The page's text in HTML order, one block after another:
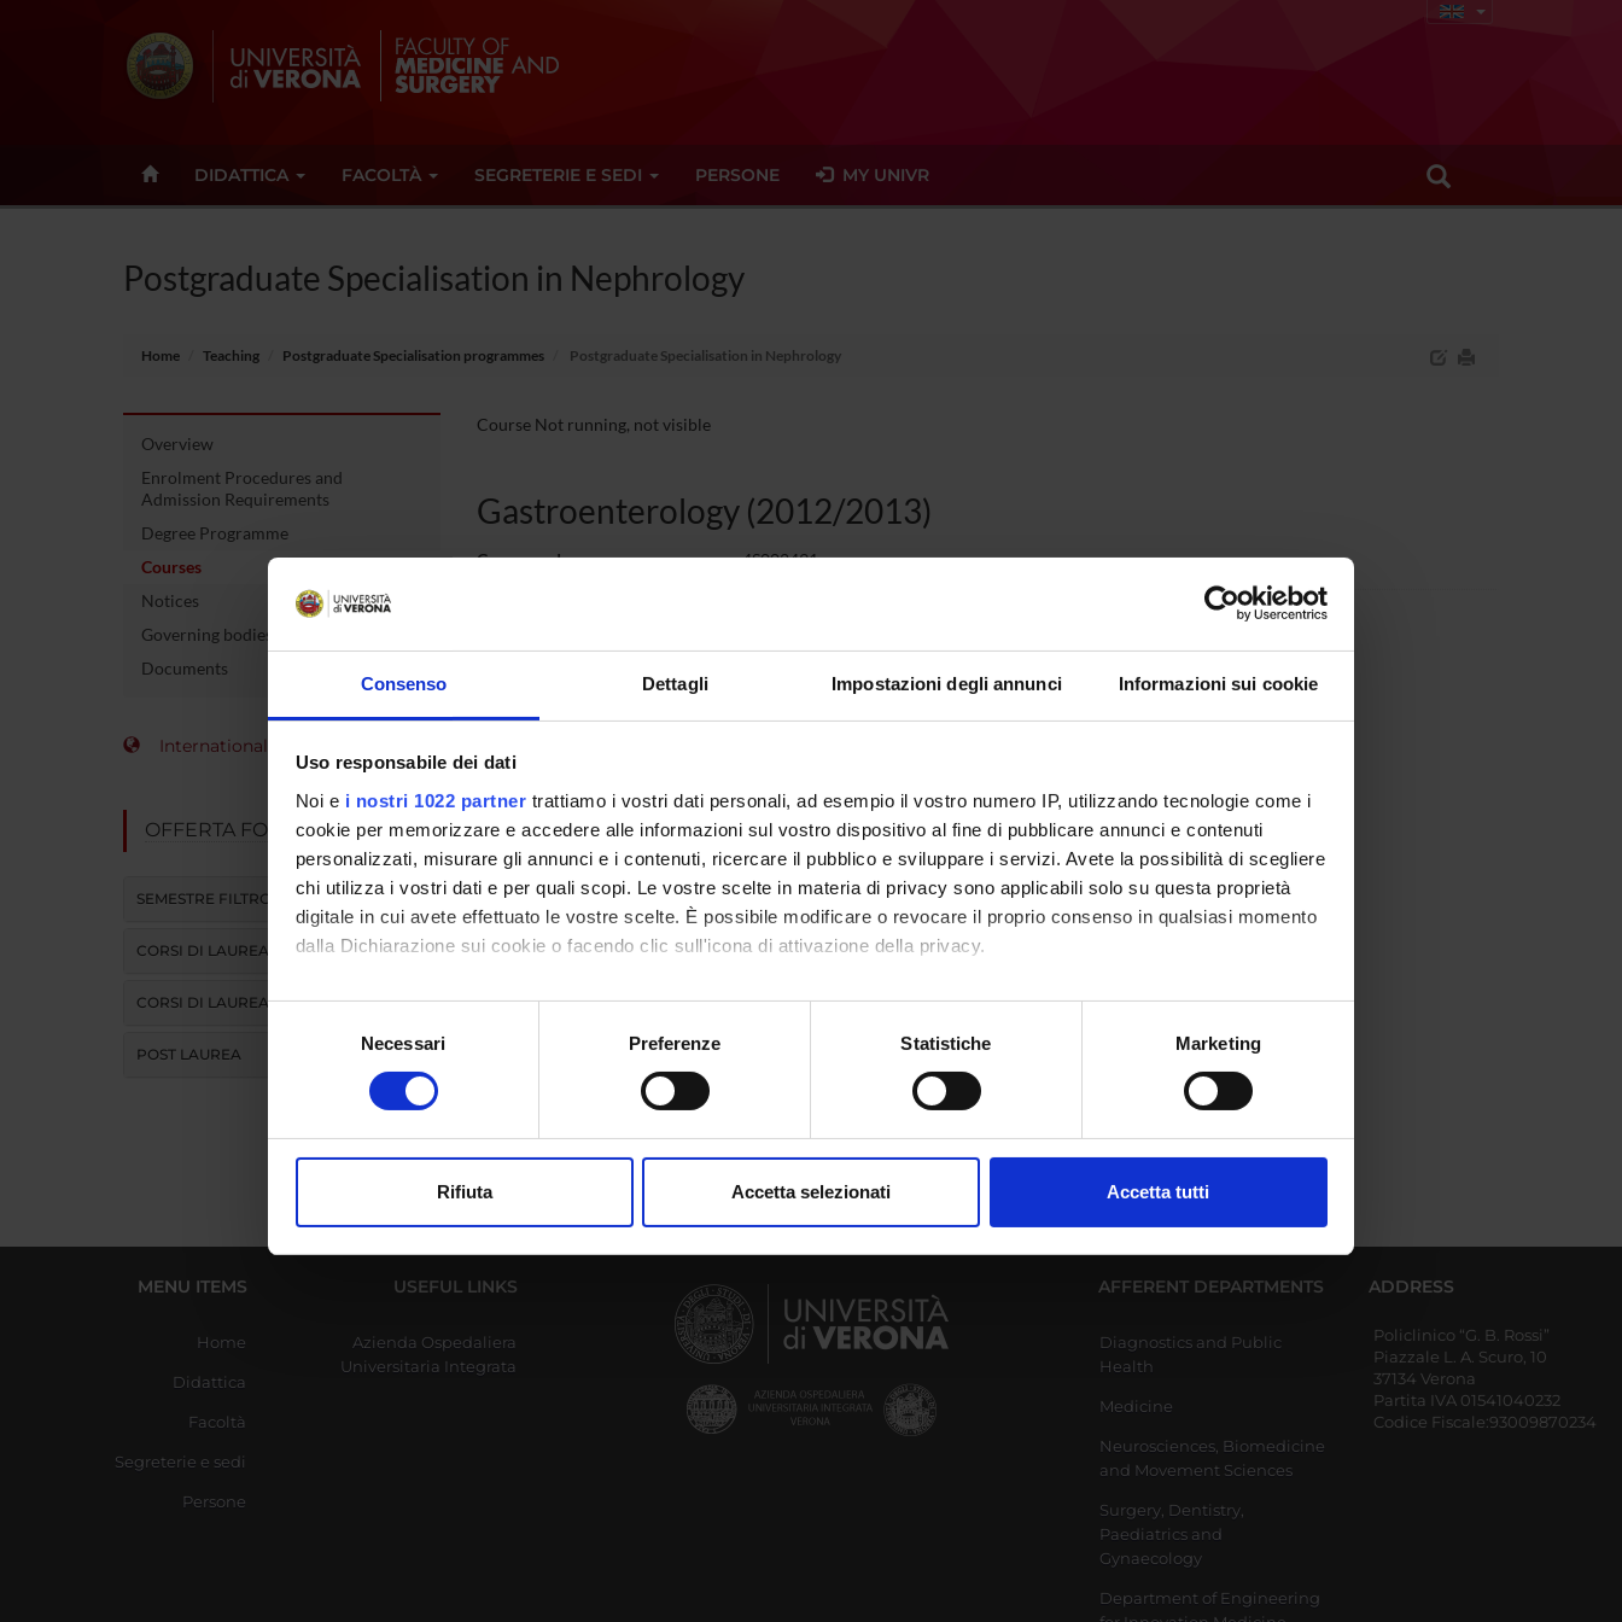
Consenso Dettagli Impostazioni degli annunci Informazioni sui cookie
Uso responsabile dei dati
Noi e i nostri 1022 partner trattiamo i vostri dati personali, ad esempio il vostro numero IP, utilizzando tecnologie come i
cookie per memorizzare e accedere alle informazioni sul vostro dispositivo al fine di pubblicare annunci e contenuti
personalizzati, misurare gli annunci e i contenuti, ricercare il pubblico e sviluppare i servizi. Avete la possibilità di scegliere
chi utilizza i vostri dati e per quali scopi. Le vostre scelte in materia di privacy sono applicabili solo su questa proprietà
digitale in cui avete effettuato le vostre scelte. È possibile modificare o revocare il proprio consenso in qualsiasi momento
dalla Dichiarazione sui cookie o facendo clic sull'icona di attivazione della privacy.
Con il tuo consenso, vorremmo anche:
raccogliere informazioni sulla tua posizione geografica, con un'approssimazione di qualche metro,
digitali).
modificare o ritirare il tuo consenso in qualsiasi momento dalla Dichiarazione sui cookie.
che hanno raccolto dal tuo utilizzo dei loro servizi.
Selezione
Necessari Preferenze Statistiche Marketing
Rifiuta Accetta selezionati Accetta tutti
DIDATTICA FACOLTÀ SEGRETERIE E SEDI PERSONE MY UNIVR
Postgraduate Specialisation in Nephrology
Home Teaching Postgraduate Specialisation programmes Postgraduate Specialisation in Nephrology
Overview
Enrolment Procedures and
Admission Requirements
Degree Programme
Courses
Notices
Governing bodies
Documents
International Students
OFFERTA FORMATIVA
SEMESTRE FILTRO
CORSI DI LAUREA
CORSI DI LAUREA MAGISTRALE
POST LAUREA
Course Not running, not visible
Gastroenterology (2012/2013)
Course code 4S002491
MENU ITEMS
Home
Didattica
Facoltà
Segreterie e sedi
Persone
USEFUL LINKS
Azienda Ospedaliera
Universitaria Integrata
AFFERENT DEPARTMENTS
Diagnostics and Public
Health
Medicine
Neurosciences, Biomedicine
and Movement Sciences
Surgery, Dentistry,
Paediatrics and
Gynaecology
Department of Engineering
ADDRESS
Policlinico “G. B. Rossi”
Piazzale L. A. Scuro, 10
37134 Verona
Partita IVA 01541040232
Codice Fiscale:93009870234